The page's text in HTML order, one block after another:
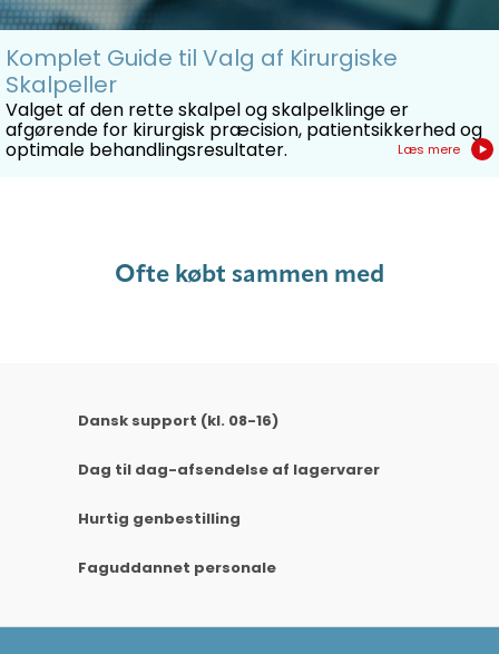
Komplet Guide til Valg af Kirurgiske
Skalpeller
Valget af den rette skalpel og skalpelklinge er
afgørende for kirurgisk præcision, patientsikkerhed og
optimale behandlingsresultater. Læs mere
Ofte købt sammen med
Dansk support (kl. 08-16)
Dag til dag-afsendelse af lagervarer
Hurtig genbestilling
Faguddannet personale